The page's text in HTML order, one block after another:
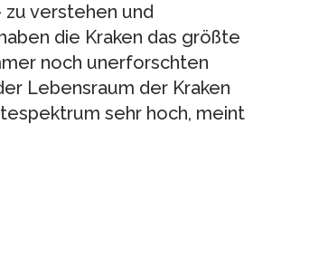
verstehen und
die Kraken das größte
noch unerforschten
Lebensraum der Kraken
sehr hoch, meint